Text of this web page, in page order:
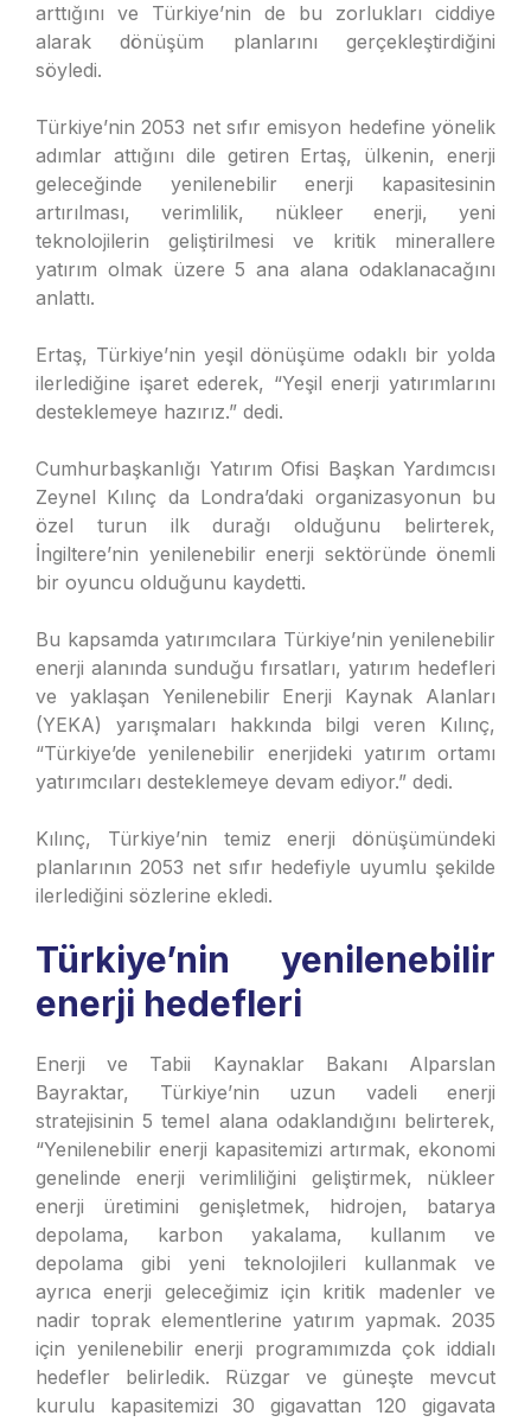
arttığını ve Türkiye’nin de bu zorlukları ciddiye
alarak dönüşüm planlarını gerçekleştirdiğini
söyledi.
Türkiye’nin 2053 net sıfır emisyon hedefine yönelik
adımlar attığını dile getiren Ertaş, ülkenin, enerji
geleceğinde yenilenebilir enerji kapasitesinin
artırılması, verimlilik, nükleer enerji, yeni
teknolojilerin geliştirilmesi ve kritik minerallere
yatırım olmak üzere 5 ana alana odaklanacağını
anlattı.
Ertaş, Türkiye’nin yeşil dönüşüme odaklı bir yolda
ilerlediğine işaret ederek, “Yeşil enerji yatırımlarını
desteklemeye hazırız.” dedi.
Cumhurbaşkanlığı Yatırım Ofisi Başkan Yardımcısı
Zeynel Kılınç da Londra’daki organizasyonun bu
özel turun ilk durağı olduğunu belirterek,
İngiltere’nin yenilenebilir enerji sektöründe önemli
bir oyuncu olduğunu kaydetti.
Bu kapsamda yatırımcılara Türkiye’nin yenilenebilir
enerji alanında sunduğu fırsatları, yatırım hedefleri
ve yaklaşan Yenilenebilir Enerji Kaynak Alanları
(YEKA) yarışmaları hakkında bilgi veren Kılınç,
“Türkiye’de yenilenebilir enerjideki yatırım ortamı
yatırımcıları desteklemeye devam ediyor.” dedi.
Kılınç, Türkiye’nin temiz enerji dönüşümündeki
planlarının 2053 net sıfır hedefiyle uyumlu şekilde
ilerlediğini sözlerine ekledi.
Türkiye’nin yenilenebilir
enerji hedefleri
Enerji ve Tabii Kaynaklar Bakanı Alparslan
Bayraktar, Türkiye’nin uzun vadeli enerji
stratejisinin 5 temel alana odaklandığını belirterek,
“Yenilenebilir enerji kapasitemizi artırmak, ekonomi
genelinde enerji verimliliğini geliştirmek, nükleer
enerji üretimini genişletmek, hidrojen, batarya
depolama, karbon yakalama, kullanım ve
depolama gibi yeni teknolojileri kullanmak ve
ayrıca enerji geleceğimiz için kritik madenler ve
nadir toprak elementlerine yatırım yapmak. 2035
için yenilenebilir enerji programımızda çok iddialı
hedefler belirledik. Rüzgar ve güneşte mevcut
kurulu kapasitemizi 30 gigavattan 120 gigavata